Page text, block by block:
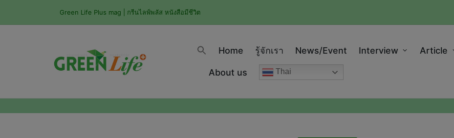
Green Life Plus mag | กรีนไลฟ์พลัส หนังสือมีชีวิต
Home รู้จักเรา News/Event Interview Article
About us Thai